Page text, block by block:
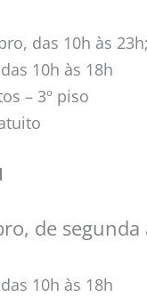
das 10h às 23h;
10h às 18h
– 3º piso
de
10h às 18h